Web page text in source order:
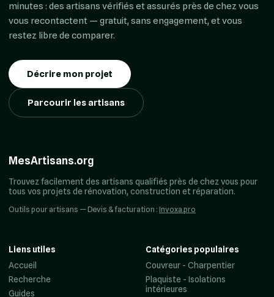
minutes : des artisans vérifiés et assurés près de chez vous
vous recontactent — gratuit, sans engagement, et vous
restez libre de comparer.
Décrire mon projet
Parcourir les artisans
MesArtisans.org
Trouvez facilement des artisans qualifiés près de chez vous pour
tous vos projets de rénovation, construction et réparation.
Outils pour artisans — Devis & facturation : Invoxa.pro
Liens utiles
Accueil
Recherche
Guides
Catégories populaires
Couvreur - Charpentier
Plaquiste - Isolations
intérieures